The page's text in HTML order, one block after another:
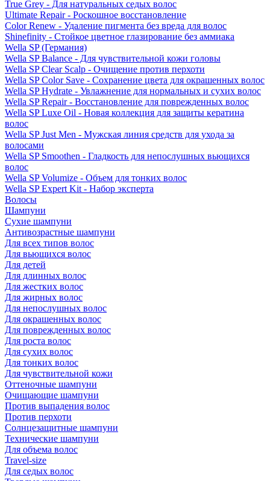
True Grey - Для натуральных седых волос
Ultimate Repair - Роскошное восстановление
Color Renew - Удаление пигмента без вреда для волос
Shinefinity - Стойкое цветное глазирование без аммиака
Wella SP (Германия)
Wella SP Balance - Для чувствительной кожи головы
Wella SP Clear Scalp - Очищение против перхоти
Wella SP Color Save - Сохранение цвета для окрашенных волос
Wella SP Hydrate - Увлажнение для нормальных и сухих волос
Wella SP Repair - Восстановление для поврежденных волос
Wella SP Luxe Oil - Новая коллекция для защиты кератина
волос
Wella SP Just Men - Мужская линия средств для ухода за
волосами
Wella SP Smoothen - Гладкость для непослушных вьющихся
волос
Wella SP Volumize - Объем для тонких волос
Wella SP Expert Kit - Набор эксперта
Волосы
Шампуни
Сухие шампуни
Антивозрастные шампуни
Для всех типов волос
Для вьющихся волос
Для детей
Для длинных волос
Для жестких волос
Для жирных волос
Для непослушных волос
Для окрашенных волос
Для поврежденных волос
Для роста волос
Для сухих волос
Для тонких волос
Для чувствительной кожи
Оттеночные шампуни
Очищающие шампуни
Против выпадения волос
Против перхоти
Солнцезащитные шампуни
Технические шампуни
Для объема волос
Travel-size
Для седых волос